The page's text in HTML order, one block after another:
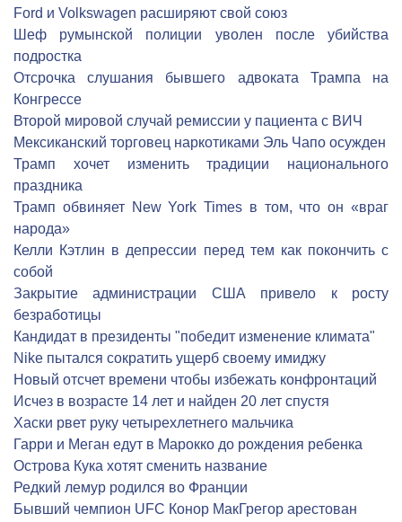
Ford и Volkswagen расширяют свой союз
Шеф румынской полиции уволен после убийства
подростка
Отсрочка слушания бывшего адвоката Трампа на
Конгрессе
Второй мировой случай ремиссии у пациента с ВИЧ
Мексиканский торговец наркотиками Эль Чапо осужден
Трамп хочет изменить традиции национального
праздника
Трамп обвиняет New York Times в том, что он «враг
народа»
Келли Кэтлин в депрессии перед тем как покончить с
собой
Закрытие администрации США привело к росту
безработицы
Кандидат в президенты "победит изменение климата"
Nike пытался сократить ущерб своему имиджу
Новый отсчет времени чтобы избежать конфронтаций
Исчез в возрасте 14 лет и найден 20 лет спустя
Хаски рвет руку четырехлетнего мальчика
Гарри и Меган едут в Марокко до рождения ребенка
Острова Кука хотят сменить название
Редкий лемур родился во Франции
Бывший чемпион UFC Конор МакГрегор арестован